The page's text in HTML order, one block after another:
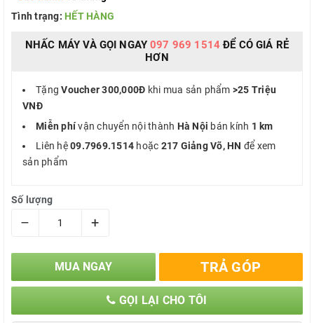
Tình trạng: HẾT HÀNG
NHẤC MÁY VÀ GỌI NGAY097 969 1514ĐỂ CÓ GIÁ RẺ
HƠN
Tặng Voucher 300,000Đ khi mua sản phẩm >25 Triệu
VNĐ
Miễn phívận chuyển nội thành Hà Nội bán kính 1 km
Liên hệ09.7969.1514 hoặc 217 Giảng Võ, HN để xem
sản phẩm
Số lượng
– +
MUA NGAY TRẢ GÓP
GỌI LẠI CHO TÔI